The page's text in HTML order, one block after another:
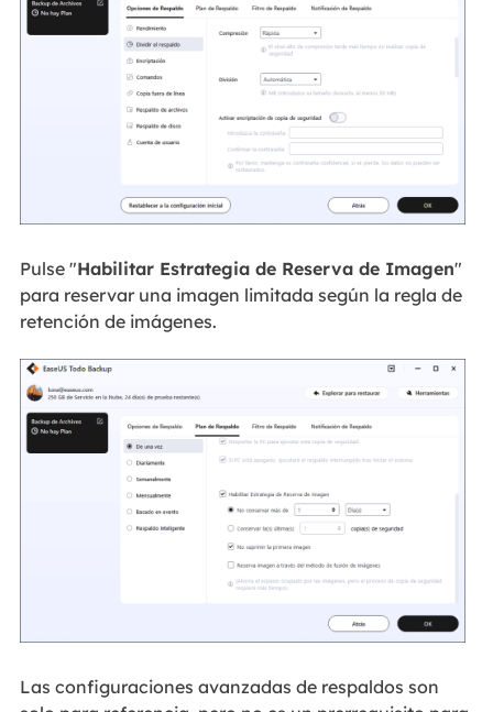
Pulse "Habilitar Estrategia de Reserva de Imagen"
para reservar una imagen limitada según la regla de
retención de imágenes.
Las configuraciones avanzadas de respaldos son